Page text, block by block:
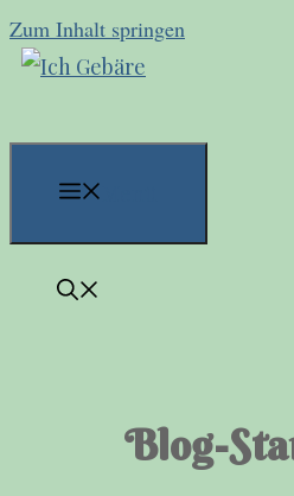
Zum Inhalt springen
Blog-